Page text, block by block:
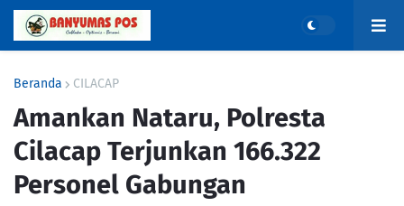
Beranda CILACAP
Amankan Nataru, Polresta
Cilacap Terjunkan 166.322
Personel Gabungan